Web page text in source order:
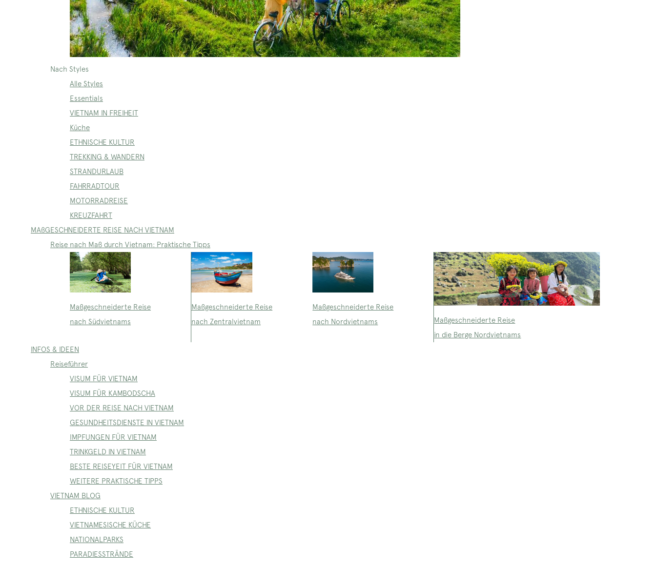
Nach Styles
Alle Styles
Essentials
VIETNAM IN FREIHEIT
Küche
ETHNISCHE KULTUR
TREKKING & WANDERN
STRANDURLAUB
FAHRRADTOUR
MOTORRADREISE
KREUZFAHRT
MAßGESCHNEIDERTE REISE NACH VIETNAM
Reise nach Maß durch Vietnam: Praktische Tipps
Maßgeschneiderte Reise
nach Südvietnams
Maßgeschneiderte Reise
nach Zentralvietnam
Maßgeschneiderte Reise
nach Nordvietnams
Maßgeschneiderte Reise
in die Berge Nordvietnams
INFOS & IDEEN
Reiseführer
VISUM FÜR VIETNAM
VISUM FÜR KAMBODSCHA
VOR DER REISE NACH VIETNAM
GESUNDHEITSDIENSTE IN VIETNAM
IMPFUNGEN FÜR VIETNAM
TRINKGELD IN VIETNAM
BESTE REISEYEIT FÜR VIETNAM
WEITERE PRAKTISCHE TIPPS
VIETNAM BLOG
ETHNISCHE KULTUR
VIETNAMESISCHE KÜCHE
NATIONALPARKS
PARADIESSTRÄNDE